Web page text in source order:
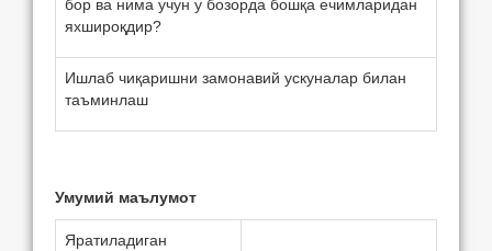
бор ва нима учун у бозорда бошқа eчимларидан
яхшироқдир?
Ишлаб чиқаришни замонавий ускуналар билан
таъминлаш
Умумий маълумот
Яратиладиган